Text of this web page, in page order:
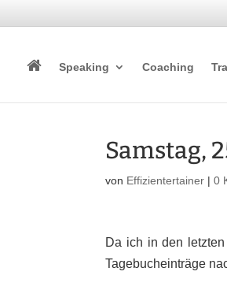
Speaking Coaching
Samstag,
von Effizientertainer |0
Da ich in den
Tagebucheinträge